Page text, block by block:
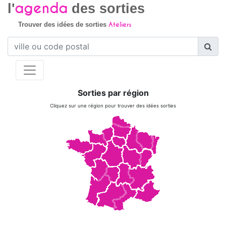
l'agenda des sorties
Trouver des idées de sorties Ateliers
Sorties par région
Cliquez sur une région pour trouver des idées sorties